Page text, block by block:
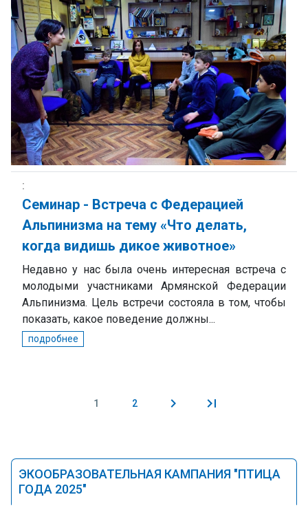
Семинар - Встреча с Федерацией
Альпинизма на тему «Что делать,
когда видишь дикое животное»
Недавно у нас была очень интересная встреча с
молодыми участниками Армянской Федерации
Альпинизма. Цель встречи состояла в том, чтобы
показать, какое поведение должны...
подробнее
1 2
ЭКООБРАЗОВАТЕЛЬНАЯ КАМПАНИЯ "ПТИЦА
ГОДА 2025"